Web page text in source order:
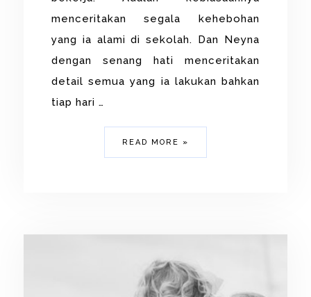
menceritakan segala kehebohan
yang ia alami di sekolah. Dan Neyna
dengan senang hati menceritakan
detail semua yang ia lakukan bahkan
tiap hari …
READ MORE »